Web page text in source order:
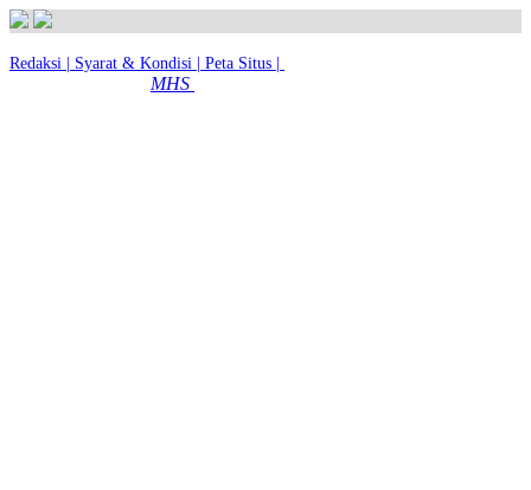
Redaksi | Syarat & Kondisi | Peta Situs |
MHS